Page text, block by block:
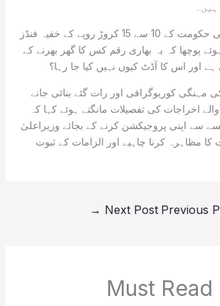
حسن ایوب نے صوبائی حکومت کے 10 سے 15 کروڑ روپے کے خفیہ فنڈز
پوچھا کہ یہ بھاری رقم کس کا گھر بھرنے کے
اور اس کا آڈٹ کیوں نہیں کیا جا رہا؟
مہنگی کوریوگرافی اور رات گئے بنائی جانے
اخراجات کی تفصیلات مانگتے ہوئے کہا کہ
سے اپنی پروجیکشن کرنے کے بجائے وزیراعلیٰ
کا مظاہرہ کرنا چاہیے اور الزامات کے ثبوت
Next Post
→
Must Read